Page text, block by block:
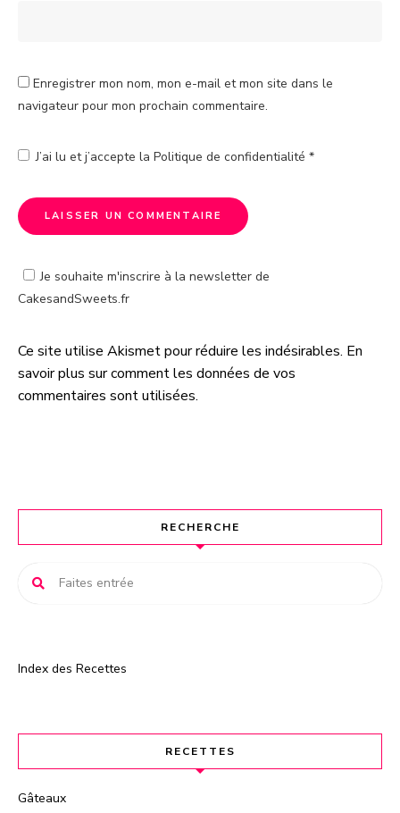
Enregistrer mon nom, mon e-mail et mon site dans le
navigateur pour mon prochain commentaire.
J’ai lu et j’accepte la Politique de confidentialité *
Je souhaite m'inscrire à la newsletter de
CakesandSweets.fr
A
l
t
t
Ce site utilise Akismet pour réduire les indésirables. En
savoir plus sur comment les données de vos
commentaires sont utilisées.
RECHERCHE
Index des Recettes
RECETTES
Gâteaux